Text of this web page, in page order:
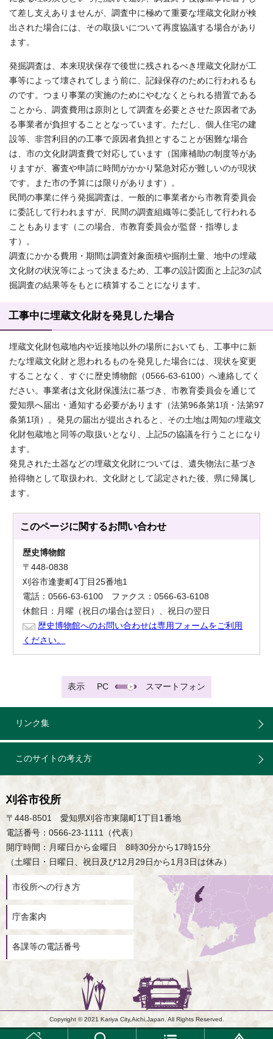
て差し支えありませんが、調査中に極めて重要な埋蔵文化財が検
出された場合には、その取扱いについて再度協議する場合があり
ます。
発掘調査は、本来現状保存で後世に残されるべき埋蔵文化財が工
事等によって壊されてしまう前に、記録保存のために行われるも
のです。つまり事業の実施のためにやむなくとられる措置である
ことから、調査費用は原則として調査を必要とさせた原因者であ
る事業者が負担することとなっています。ただし、個人住宅の建
設等、非営利目的の工事で原因者負担とすることが困難な場合
は、市の文化財調査費で対応しています（国庫補助の制度等があ
りますが、審査や申請に時間がかかり緊急対応が難しいのが現状
です。また市の予算には限りがあります）。
民間の事業に伴う発掘調査は、一般的に事業者から市教育委員会
に委託して行われますが、民間の調査組織等に委託して行われる
こともあります（この場合、市教育委員会が監督・指導しま
す）。
調査にかかる費用・期間は調査対象面積や掘削土量、地中の埋蔵
文化財の状況等によって決まるため、工事の設計図面と上記3の試
掘調査の結果等をもとに積算することになります。
工事中に埋蔵文化財を発見した場合
埋蔵文化財包蔵地内や近接地以外の場所においても、工事中に新
たな埋蔵文化財と思われるものを発見した場合には、現状を変更
することなく、すぐに歴史博物館（0566-63-6100）へ連絡してく
ださい。事業者は文化財保護法に基づき、市教育委員会を通じて
愛知県へ届出・通知する必要があります（法第96条第1項・法第97
条第1項）。発見の届出が提出されると、その土地は周知の埋蔵文
化財包蔵地と同等の取扱いとなり、上記5の協議を行うことになり
ます。
発見された土器などの埋蔵文化財については、遺失物法に基づき
拾得物として取扱われ、文化財として認定された後、県に帰属し
ます。
このページに関するお問い合わせ
歴史博物館
〒448-0838
刈谷市逢妻町4丁目25番地1
電話：0566-63-6100 ファクス：0566-63-6108
休館日：月曜（祝日の場合は翌日）、祝日の翌日
歴史博物館へのお問い合わせは専用フォームをご利用
ください。
表示 PC スマートフォン
リンク集
このサイトの考え方
刈谷市役所
〒448-8501 愛知県刈谷市東陽町1丁目1番地
電話番号：0566-23-1111（代表）
開庁時間：月曜日から金曜日 8時30分から17時15分
（土曜日・日曜日、祝日及び12月29日から1月3日は休み）
市役所への行き方
庁舎案内
各課等の電話番号
Copyright © 2021 Kariya City,Aichi,Japan. All Rights Reserved.